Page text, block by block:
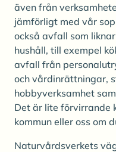
även från
jämförligt med vår
också avfall som
hushåll, till exempel
avfall från
och vårdinrättningar,
hobbyverksamhet
Det är lite förvirrande
kommun eller oss om
Naturvårdsverkets